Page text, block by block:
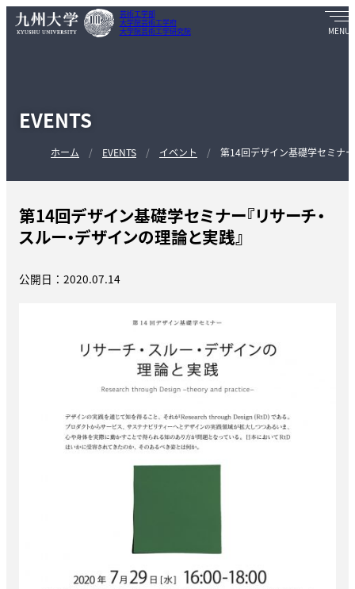
芸術工学部
大学院芸術工学府
大学院芸術工学研究院
EVENTS
ホーム EVENTS イベント 第14回デザイン基礎学セミナ
第14回デザイン基礎学セミナー『リサーチ・
スルー・デザインの理論と実践』
公開日：2020.07.14